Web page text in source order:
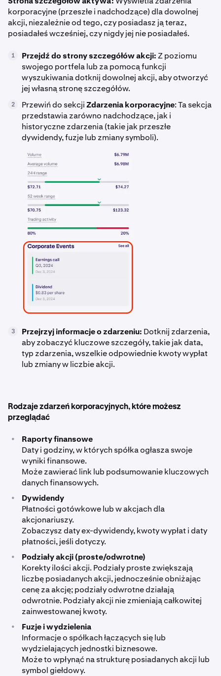
korporacyjne (przeszłe i nadchodzące) dla dowolnej
akcji, niezależnie od tego, czy posiadasz ją teraz,
posiadałeś wcześniej, czy nigdy jej nie posiadałeś.
1 Przejdź do strony szczegółów akcji:Z poziomu
swojego portfela lub za pomocą funkcji
wyszukiwania dotknij dowolnej akcji, aby otworzyć
jej własną stronę szczegółów.
2 Przewiń do sekcjiZdarzenia korporacyjne: Ta sekcja
przedstawia zarówno nadchodzące, jak i
historyczne zdarzenia (takie jak przeszłe
dywidendy, fuzje lub zmiany symboli).
3 Przejrzyj informacje o zdarzeniu: Dotknij zdarzenia,
aby zobaczyć kluczowe szczegóły, takie jak data,
typ zdarzenia, wszelkie odpowiednie kwoty wypłat
lub zmiany w liczbie akcji.
Rodzaje zdarzeń korporacyjnych, które możesz
przeglądać
•
Raporty finansowe
Daty i godziny, w których spółka ogłasza swoje
wyniki finansowe.
Może zawierać link lub podsumowanie kluczowych
danych finansowych.
•
Dywidendy
Płatności gotówkowe lub w akcjach dla
akcjonariuszy.
Zobaczysz daty ex-dywidendy, kwoty wypłat i daty
płatności, jeśli dotyczy.
•
Podziały akcji (proste/odwrotne)
Korekty ilości akcji. Podziały proste zwiększają
liczbę posiadanych akcji, jednocześnie obniżając
cenę za akcję; podziały odwrotne działają
odwrotnie. Podziały akcji nie zmieniają całkowitej
zainwestowanej kwoty.
•
Fuzje i wydzielenia
Informacje o spółkach łączących się lub
wydzielających jednostki biznesowe.
Może to wpłynąć na strukturę posiadanych akcji lub
symbol giełdowy.